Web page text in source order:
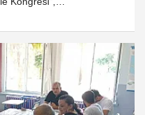
İhya Etmek, Geleceği
kongrede, aile
sosyal, kültürel ve dijital
yönelik çözüm